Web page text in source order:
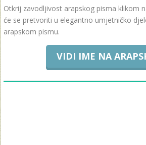
Otkrij zavodljivost arapskog pisma klikom
će se pretvoriti u elegantno umjetničko
arapskom pismu.
VIDI IME NA